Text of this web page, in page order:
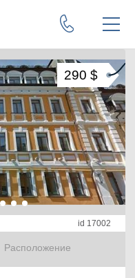
id 17002
Расположение
290 $